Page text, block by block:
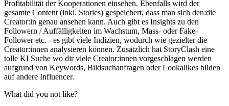
Profitabilität der Kooperationen einsehen. Ebenfalls wird der
gesamte Content (inkl. Stories) gespeichert, dass man sich den:die
Creator:in genau ansehen kann. Auch gibt es Insights zu den
Followern / Auffälligkeiten im Wachstum, Mass- oder Fake-
Follower etc. - es gibt viele Indizien, wodurch wie gezielter die
Creator:innen analysieren können. Zusätzlich hat StoryClash eine
tolle KI Suche wo dir viele Creator:innen vorgeschlagen werden
aufgrund von Keywords, Bildsuchanfragen oder Lookalikes bilden
auf andere Influencer.
What did you not like?